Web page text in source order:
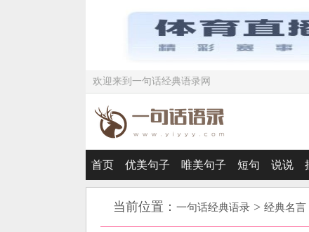
欢迎来到一句话经典语录网
首页 优美句子 唯美句子 短句 说说
当前位置： 一句话经典语录 > 经典名言